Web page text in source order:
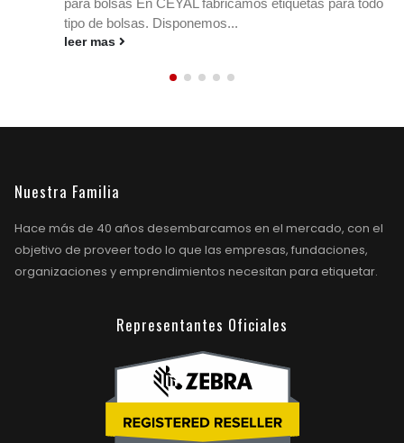
impresas, ¡en Ceyal tenemos la solución ideal para tu
negocio!...
leer mas
Nuestra Familia
Hace más de 40 años desembarcamos en el mercado, con el
objetivo de proveer todo lo que las empresas, fundaciones,
organizaciones y emprendimientos necesitan para etiquetar.
Representantes Oficiales